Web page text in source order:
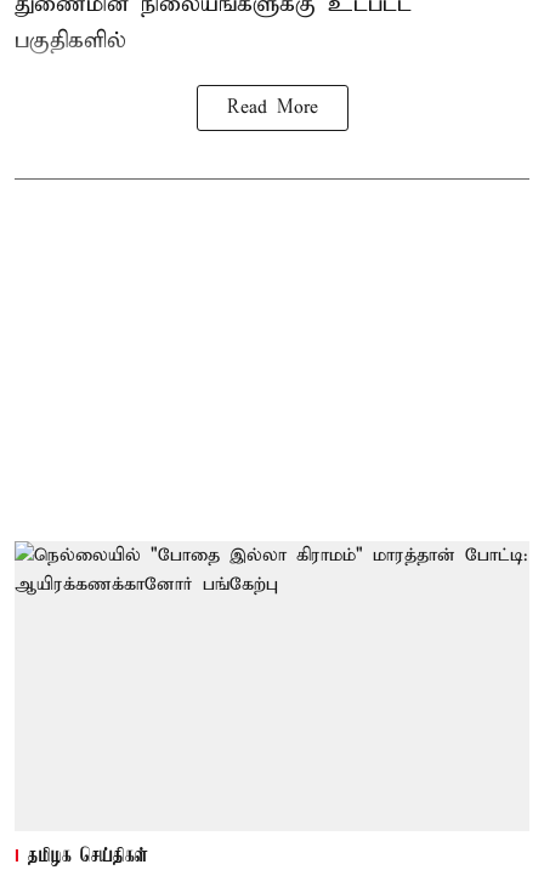
பகுதிகளில்
Read More
தமிழக செய்திகள்